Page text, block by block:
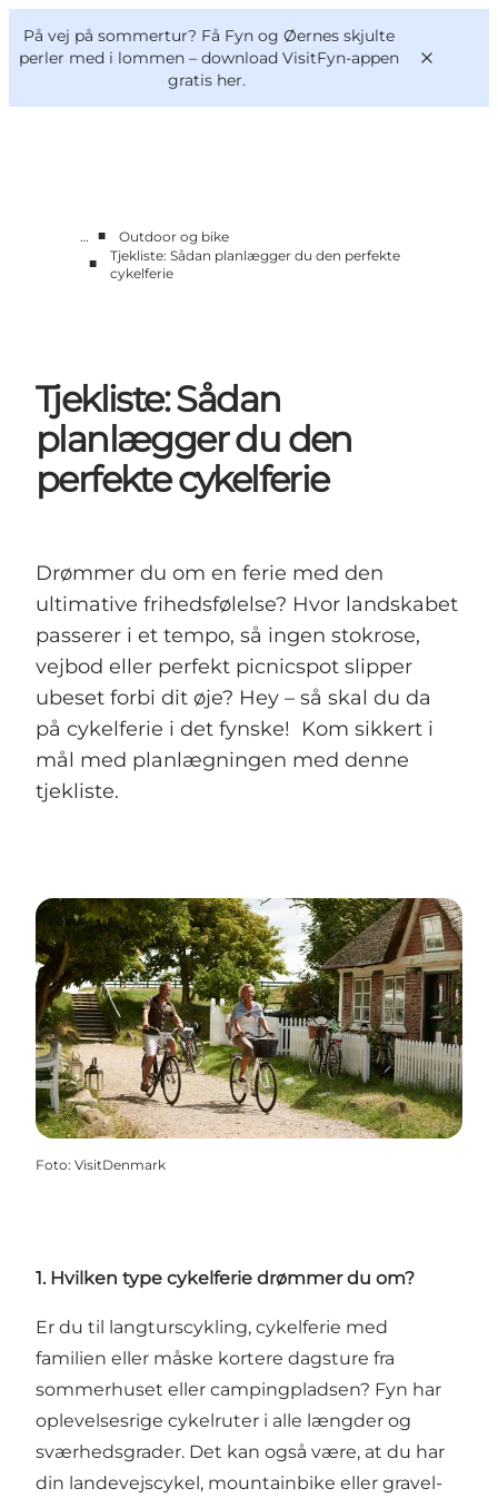
På vej på sommertur? Få Fyn og Øernes skjulte
perler med i lommen – download VisitFyn-appen
gratis her.
Oplevelser
Outdoor
VisitFyn
Deutsch
… ■
Outdoor og bike
■
Tjekliste: Sådan planlægger du den perfekte
cykelferie
Tjekliste: Sådan
planlægger du den
perfekte cykelferie
Drømmer du om en ferie med den
ultimative frihedsfølelse? Hvor landskabet
passerer i et tempo, så ingen stokrose,
vejbod eller perfekt picnicspot slipper
ubeset forbi dit øje? Hey – så skal du da
på cykelferie i det fynske! Kom sikkert i
mål med planlægningen med denne
tjekliste.
Foto: VisitDenmark
1. Hvilken type cykelferie drømmer du om?
Er du til langturscykling, cykelferie med
familien eller måske kortere dagsture fra
sommerhuset eller campingpladsen? Fyn har
oplevelsesrige cykelruter i alle længder og
sværhedsgrader. Det kan også være, at du har
din landevejscykel, mountainbike eller gravel-